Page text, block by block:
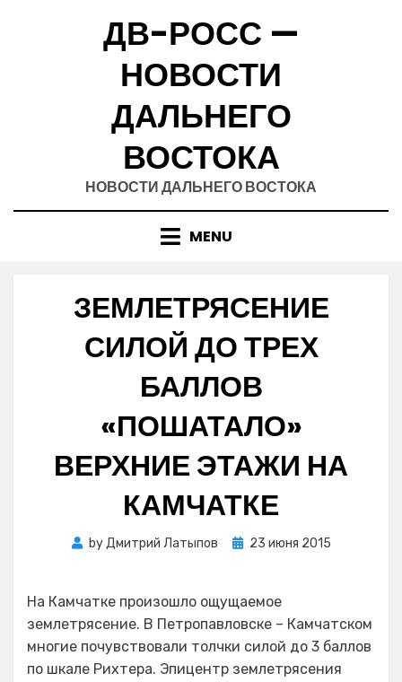
ДВ-РОСС —
НОВОСТИ
ДАЛЬНЕГО
ВОСТОКА
НОВОСТИ ДАЛЬНЕГО ВОСТОКА
MENU
ЗЕМЛЕТРЯСЕНИЕ
СИЛОЙ ДО ТРЕХ
БАЛЛОВ
«ПОШАТАЛО»
ВЕРХНИЕ ЭТАЖИ НА
КАМЧАТКЕ
byДмитрий Латыпов
Posted
23 июня 2015
На Камчатке произошло ощущаемое
землетрясение. В Петропавловске – Камчатском
многие почувствовали толчки силой до 3 баллов
по шкале Рихтера. Эпицентр землетрясения